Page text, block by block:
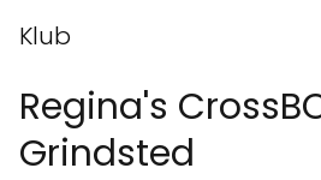
Klub
Regina's
Grindsted